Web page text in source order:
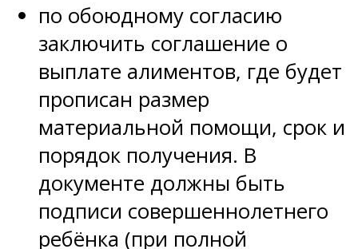
по обоюдному согласию
заключить соглашение о
выплате алиментов, где будет
прописан размер
материальной помощи, срок и
порядок получения. В
документе должны быть
подписи совершеннолетнего
ребёнка (при полной